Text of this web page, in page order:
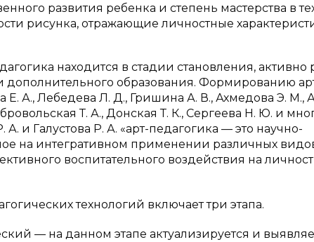
развития ребенка и степень мастерства в
рисунка, отражающие личностные
находится в стадии становления, активно
образования. Формированию
Е. А., Лебедева Л. Д., Гришина А. В., Ахмедова Э. М.,
Т. А., Донская Т. К., Сергеева Н. Ю. и
и Галустова Р. А. «арт-педагогика — это научно-
на интегративном применении различных
воспитательного воздействия на
технологий включает три этапа.
— на данном этапе актуализируется и